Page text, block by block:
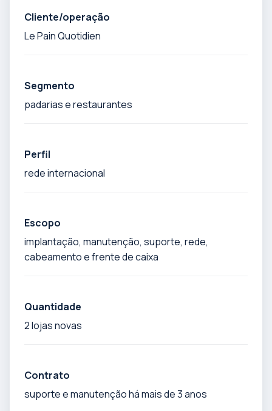
Cliente/operação
Le Pain Quotidien
Segmento
padarias e restaurantes
Perfil
rede internacional
Escopo
implantação, manutenção, suporte, rede,
cabeamento e frente de caixa
Quantidade
2 lojas novas
Contrato
suporte e manutenção há mais de 3 anos